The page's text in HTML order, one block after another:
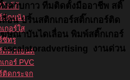
โลโก้
ติดผนัง
กอร์ใส
ซีทรู
ติดรถยนต์
กอร์ PVC
ติดกระจก
งคาบกาว ทีมติดตั้งมืออาชีพ สติ๊
ลื่อนปริ้นสติกเกอร์สติ๊กเกอร์ติด
ษณาบันไดเลื่อน พิมพ์สติ๊กเกอร์
งานด่วน